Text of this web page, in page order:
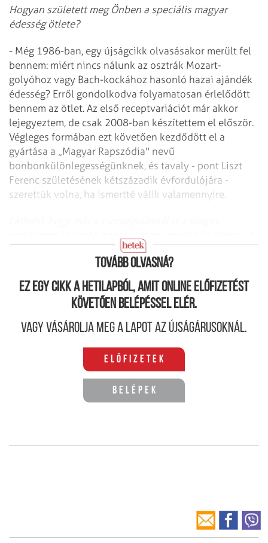
Hogyan született meg Önben a speciális magyar
édesség ötlete?
- Még 1986-ban, egy újságcikk olvasásakor merült fel
bennem: miért nincs nálunk az osztrák Mozart-
golyóhoz vagy Bach-kockához hasonló hazai ajándék
édesség? Erről gondolkodva folyamatosan érlelődött
bennem az ötlet. Az első receptvariációt már akkor
lejegyeztem, de csak 2008-ban készítettem el először.
Végleges formában ezt követően kezdődött el a
gyártása a „Magyar Rapszódia" nevű
bonbonkülönlegességünknek, és tavaly - pont Liszt
Ferenc születésének kétszázadik évfordulójára -
szerettük volna, ha ismertté válik valamennyire.
tapintása kellemes, kifinomultak a színei...
Tovább olvasná?
Ez egy cikk a hetilapból, amit online előfizetést
követően belépéssel elér.
Vagy vásárolja meg a lapot az újságárusoknál.
Előfizetek
Belépek